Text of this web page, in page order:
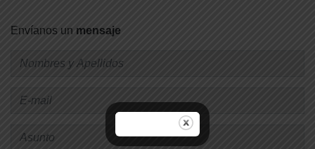
Envíanos un mensaje